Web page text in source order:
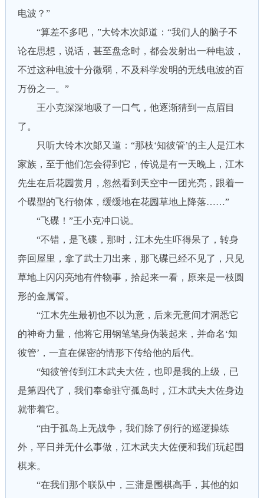
电波？”
“算差不多吧，”大铃木次郞道：“我们人的脑子不
论在思想，说话，甚至盘念时，都会发射出一种电波，
不过这种电波十分微弱，不及科学发明的无线电波的百
万份之一。”
王小克深深地吸了一口气，他逐渐猜到一点眉目
了。
只听大铃木次郞又道：“那枝‘知彼管’的主人是江木
家族，至于他们怎会得到它，传说是有一天晚上，江木
先生在后花园赏月，忽然看到天空中一团光亮，跟着一
个碟型的飞行物体，缓缓地在花园草地上降落……”
“飞碟！”王小克冲口说。
“不错，是飞碟，那时，江木先生吓得呆了，转身
奔回屋里，拿了武士刀出来，那飞碟已经不见了，只见
草地上闪闪亮地有件物事，拾起来一看，原来是一枝圆
形的金属管。
“江木先生最初也不以为意，后来无意间才洞悉它
的神奇力量，他将它用钢笔笔身伪装起来，并命名‘知
彼管’，一直在保密的情形下传给他的后代。
“知彼管传到江木武夫大佐，也即是我的上级，已
是第四代了，我们奉命驻守孤岛时，江木武夫大佐身边
就带着它。
“由于孤岛上无战争，我们除了例行的巡逻操练
外，平日并无什么事做，江木武夫大佐便和我们玩起围
棋来。
“在我们那个联队中，三蒲是围棋高手，其他的如